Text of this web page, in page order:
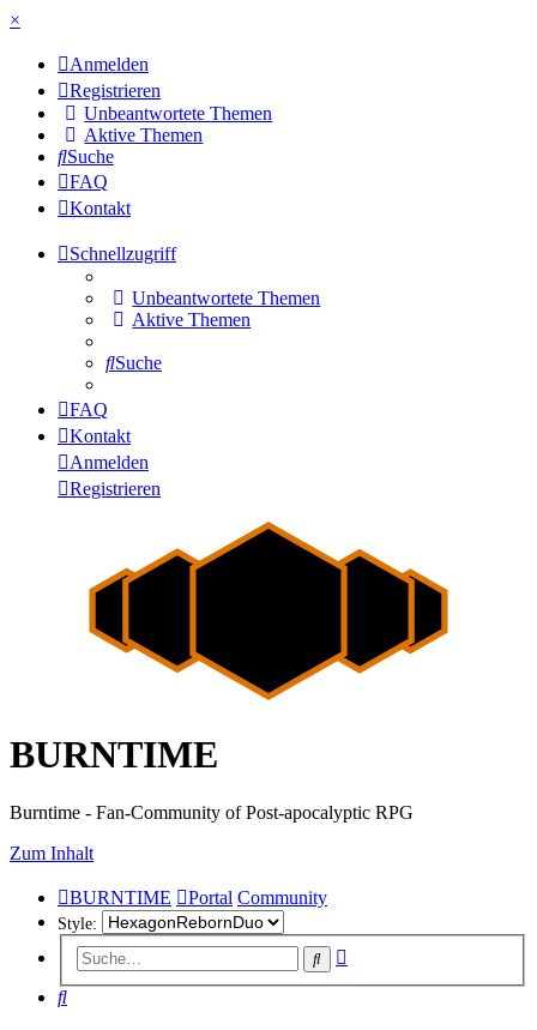
×
Anmelden
Registrieren
Unbeantwortete Themen
Aktive Themen
Suche
FAQ
Kontakt
Schnellzugriff
Unbeantwortete Themen
Aktive Themen
Suche
FAQ
Kontakt
Anmelden
Registrieren
BURNTIME
Burntime - Fan-Community of Post-apocalyptic RPG
Zum Inhalt
BURNTIME Portal Community
Style:
Suche
Suche